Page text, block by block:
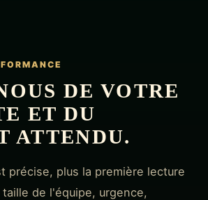
DE VOTRE
ET DU
ATTENDU.
précise, plus la première lecture
de l'équipe, urgence,